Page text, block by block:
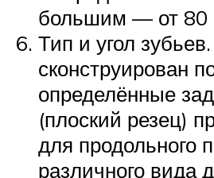
большим — от 80
Тип и угол
сконструирован
определённые
(плоский резец)
для продольного
различного вида